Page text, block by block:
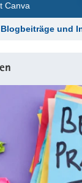
Canva
und